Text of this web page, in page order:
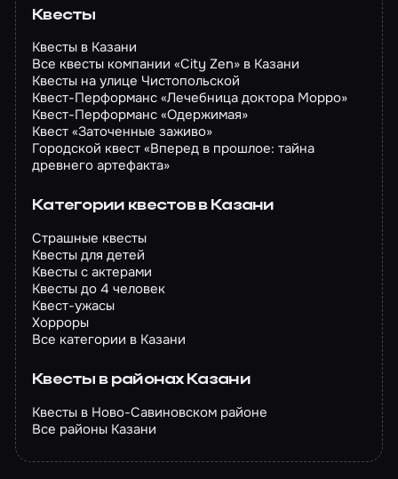
Квесты
Квесты в Казани
Все квесты компании «City Zen» в Казани
Квесты на улице Чистопольской
Квест-Перформанс «Лечебница доктора Морро»
Квест-Перформанс «Одержимая»
Квест «Заточенные заживо»
Городской квест «Вперед в прошлое: тайна
древнего артефакта»
Категории квестов в Казани
Страшные квесты
Квесты для детей
Квесты с актерами
Квесты до 4 человек
Квест-ужасы
Хорроры
Все категории в Казани
Квесты в районах Казани
Квесты в Ново-Савиновском районе
Все районы Казани